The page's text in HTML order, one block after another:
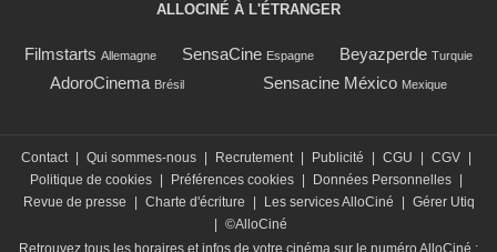
ALLOCINÉ À L'ÉTRANGER
Filmstarts Allemagne SensaCine Espagne Beyazperde Turquie
AdoroCinema Brésil Sensacine México Mexique
Contact Qui sommes-nous Recrutement Publicité CGU CGV
Politique de cookies
Préférences cookies Données Personnelles
Revue de presse
Charte d'écriture Les services AlloCiné
Gérer Utiq
©AlloCiné
Retrouvez tous les horaires et infos de votre cinéma sur le numéro AlloCiné :